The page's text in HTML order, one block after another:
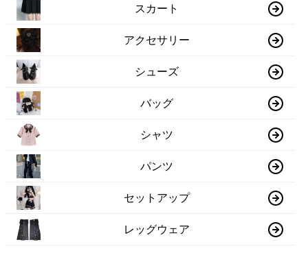
スカート
アクセサリー
シューズ
バッグ
シャツ
パンツ
セットアップ
レッグウェア